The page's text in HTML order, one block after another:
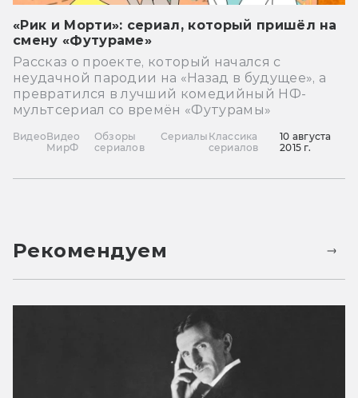
«Рик и Морти»: сериал, который пришёл на
смену «Футураме»
Рассказ о проекте, который начался с
неудачной пародии на «Назад в будущее», а
превратился в лучший комедийный НФ-
мультсериал со времён «Футурамы»
ВидеоВидео
МирФ
Обзоры
сериалов
Сериалы Классика
сериалов
10 августа
2015 г.
Рекомендуем